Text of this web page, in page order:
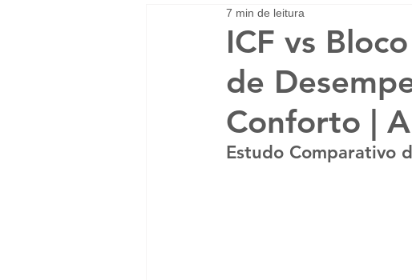
ICF vs
de
Conforto |
7 min de leitura
Estudo Comparativo